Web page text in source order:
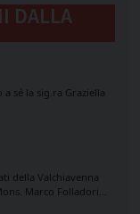
DALLA
sé la sig.ra Graziella
della Valchiavenna
Marco Folladori…